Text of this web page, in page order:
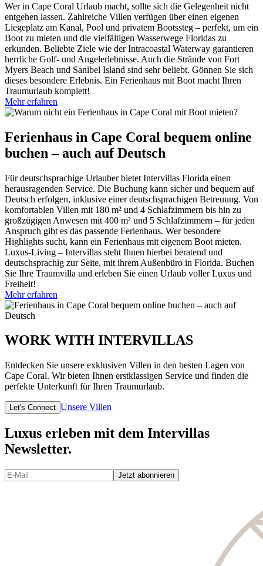
Wer in Cape Coral Urlaub macht, sollte sich die Gelegenheit nicht
entgehen lassen. Zahlreiche Villen verfügen über einen eigenen
Liegeplatz am Kanal, Pool und privatem Bootssteg – perfekt, um ein
Boot zu mieten und die vielfältigen Wasserwege Floridas zu
erkunden. Beliebte Ziele wie der Intracoastal Waterway garantieren
herrliche Golf- und Angelerlebnisse. Auch die Strände von Fort
Myers Beach und Sanibel Island sind sehr beliebt. Gönnen Sie sich
dieses besondere Erlebnis. Ein Ferienhaus mit Boot macht Ihren
Traumurlaub komplett!
Mehr erfahren
Ferienhaus in Cape Coral bequem online
buchen – auch auf Deutsch
Für deutschsprachige Urlauber bietet Intervillas Florida einen
herausragenden Service. Die Buchung kann sicher und bequem auf
Deutsch erfolgen, inklusive einer deutschsprachigen Betreuung. Von
komfortablen Villen mit 180 m² und 4 Schlafzimmern bis hin zu
großzügigen Anwesen mit 400 m² und 5 Schlafzimmern – für jeden
Anspruch gibt es das passende Ferienhaus. Wer besondere
Highlights sucht, kann ein Ferienhaus mit eigenem Boot mieten.
Luxus-Living – Intervillas steht Ihnen hierbei beratend und
deutschsprachig zur Seite, mit ihrem Außenbüro in Florida. Buchen
Sie Ihre Traumvilla und erleben Sie einen Urlaub voller Luxus und
Freiheit!
Mehr erfahren
WORK WITH INTERVILLAS
Entdecken Sie unsere exklusiven Villen in den besten Lagen von
Cape Coral. Wir bieten Ihnen erstklassigen Service und finden die
perfekte Unterkunft für Ihren Traumurlaub.
Let's Connect Unsere Villen
Luxus erleben mit dem Intervillas
Newsletter.
Jetzt abonnieren